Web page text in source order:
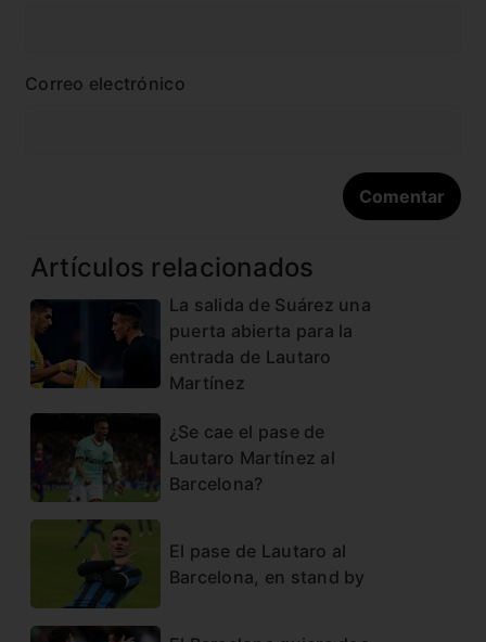
Correo electrónico
Artículos relacionados
La salida de Suárez una
puerta abierta para la
entrada de Lautaro
Martínez
¿Se cae el pase de
Lautaro Martínez al
Barcelona?
El pase de Lautaro al
Barcelona, en stand by